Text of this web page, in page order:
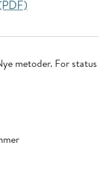
metoder. For status